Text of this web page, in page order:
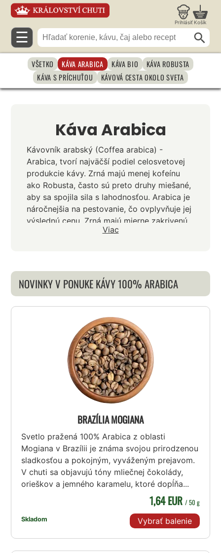
Prihlásiť Košík
☰
VŠETKO KÁVA ARABICA KÁVA BIO
KÁVA ROBUSTA
KÁVA S PRÍCHUŤOU
KÁVOVÁ CESTA OKOLO SVETA
Káva Arabica
Kávovník arabský (Coffea arabica) -
Arabica, tvorí najväčší podiel celosvetovej
produkcie kávy. Zrná majú menej kofeínu
ako Robusta, často sú preto druhy miešané,
aby sa spojila sila s lahodnosťou. Arabica je
náročnejšia na pestovanie, čo ovplyvňuje jej
výslednú cenu. Zrná majú mierne zakrivenú
ryhu, ktorou sa líšia od rovnej ryhy na
Viac
NOVINKY V PONUKE KÁVY 100% ARABICA
BRAZÍLIA MOGIANA
Svetlo pražená 100% Arabica z oblasti
Mogiana v Brazílii je známa svojou prirodzenou
sladkosťou a pokojným, vyváženým prejavom.
V chuti sa objavujú tóny mliečnej čokolády,
orieškov a jemného karamelu, ktoré dopĺňa...
Skladom
1,64 EUR / 50 g
Vybrať balenie